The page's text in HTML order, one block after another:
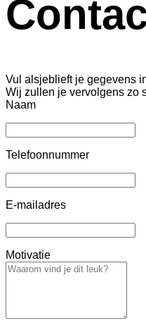
Vul alsjeblieft je gegevens
Wij zullen je vervolgens zo
Naam
Telefoonnummer
E-mailadres
Motivatie